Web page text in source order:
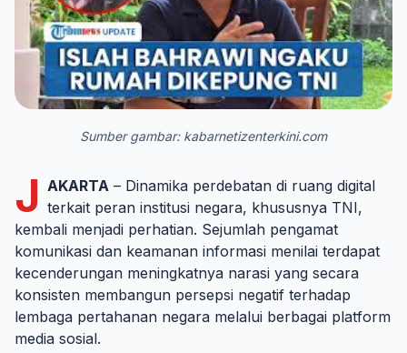
Sumber gambar: kabarnetizenterkini.com
J AKARTA – Dinamika perdebatan di ruang digital
terkait peran institusi negara, khususnya TNI,
kembali menjadi perhatian. Sejumlah pengamat
komunikasi dan keamanan informasi menilai terdapat
kecenderungan meningkatnya narasi yang secara
konsisten membangun persepsi negatif terhadap
lembaga pertahanan negara melalui berbagai platform
media sosial.